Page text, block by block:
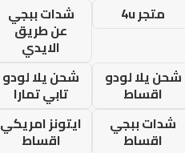
متجر 4u
شدات ببجي
عن طريق
الايدي
شحن يلا لودو
اقساط
شحن يلا لودو
تابي تمارا
شدات ببجي
اقساط
ايتونز امريكي
اقساط